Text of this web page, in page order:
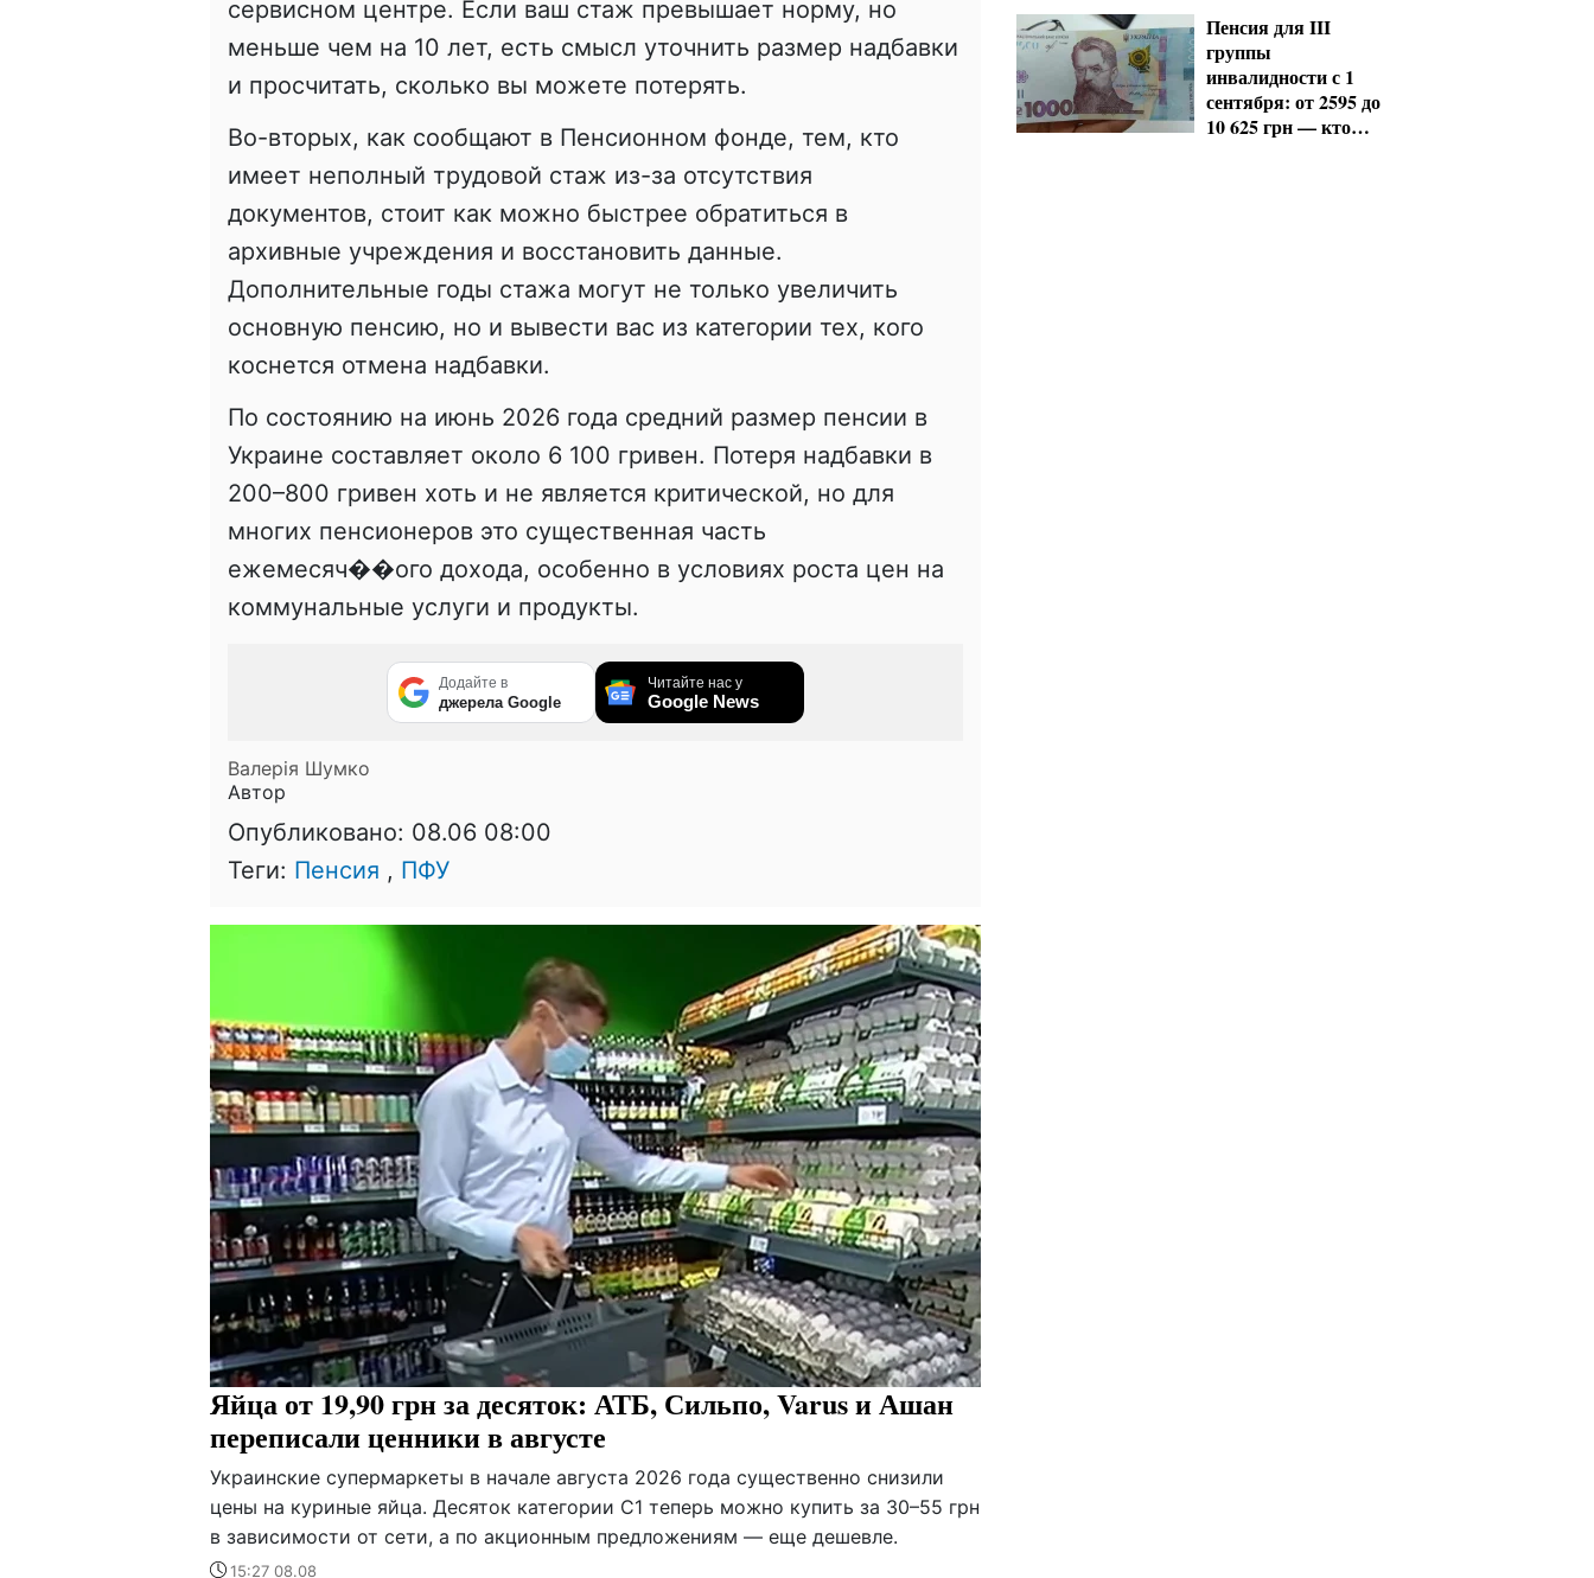
сервисном центре. Если ваш стаж превышает норму, но
меньше чем на 10 лет, есть смысл уточнить размер надбавки
и просчитать, сколько вы можете потерять.
Во-вторых, как сообщают в Пенсионном фонде, тем, кто
имеет неполный трудовой стаж из-за отсутствия
документов, стоит как можно быстрее обратиться в
архивные учреждения и восстановить данные.
Дополнительные годы стажа могут не только увеличить
основную пенсию, но и вывести вас из категории тех, кого
коснется отмена надбавки.
По состоянию на июнь 2026 года средний размер пенсии в
Украине составляет около 6 100 гривен. Потеря надбавки в
200–800 гривен хоть и не является критической, но для
многих пенсионеров это существенная часть
ежемесяч��ого дохода, особенно в условиях роста цен на
коммунальные услуги и продукты.
Додайте в
джерела Google
Читайте нас у
Google News
Валерія Шумко
Автор
Опубликовано: 08.06 08:00
Теги: Пенсия , ПФУ
Яйца от 19,90 грн за десяток: АТБ, Сильпо, Varus и Ашан
переписали ценники в августе
Украинские супермаркеты в начале августа 2026 года существенно снизили
цены на куриные яйца. Десяток категории С1 теперь можно купить за 30–55 грн
в зависимости от сети, а по акционным предложениям — еще дешевле.
15:27 08.08
обновить данные
Пенсия для III
группы
инвалидности с 1
сентября: от 2595 до
10 625 грн — кто